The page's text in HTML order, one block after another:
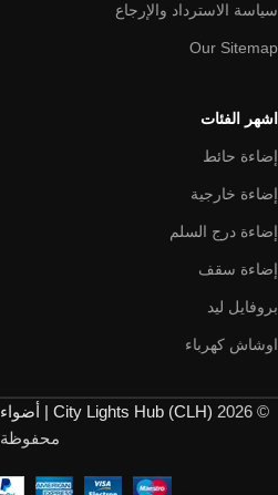
سياسة الاسترداد والإرجاع
Our Sitemap
اشهر الفئات
إضاءة حائط
إضاءة خارجية
إضاءة درج السلم
إضاءة سقف
بروفايل ليد
اوشاش كهرباء
© 2026 City Lights Hub (CLH) | أضواء المدينة للإضاءة
محفوظة